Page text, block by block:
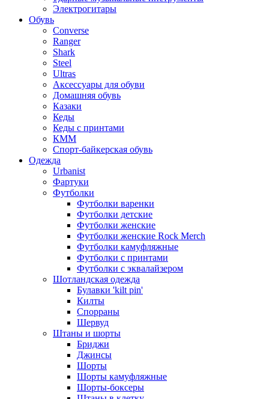
Электрогитары
Обувь
Converse
Ranger
Shark
Steel
Ultras
Аксессуары для обуви
Домашняя обувь
Казаки
Кеды
Кеды с принтами
КММ
Спорт-байкерская обувь
Одежда
Urbanist
Фартуки
Футболки
Футболки варенки
Футболки детские
Футболки женские
Футболки женские Rock Merch
Футболки камуфляжные
Футболки с принтами
Футболки с эквалайзером
Шотландская одежда
Булавки 'kilt pin'
Килты
Спорраны
Шервуд
Штаны и шорты
Бриджи
Джинсы
Шорты
Шорты камуфляжные
Шорты-боксеры